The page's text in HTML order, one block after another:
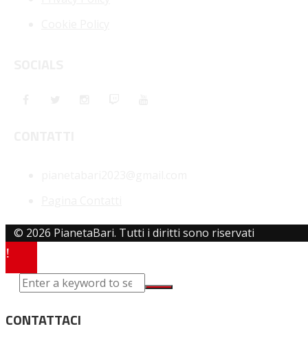
© 2026 PianetaBari. Tutti i diritti sono riservati
CONTATTACI